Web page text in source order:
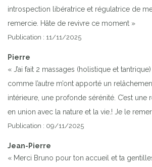
introspection libératrice et régulatrice de
remercie. Hâte de revivre ce moment »
Publication : 11/11/2025
Pierre
« J’ai fait 2 massages (holistique et tantrique)
comme l’autre m’ont apporté un
intérieure, une profonde sérénité. C’est une
en union avec la nature et la vie.! Je le
Publication : 09/11/2025
Jean-Pierre
« Merci Bruno pour ton accueil et ta